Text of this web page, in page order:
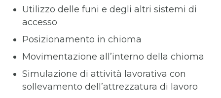
Utilizzo delle funi e degli altri sistemi di
accesso
Posizionamento in chioma
Movimentazione all’interno della chioma
Simulazione di attività lavorativa con
sollevamento dell’attrezzatura di lavoro